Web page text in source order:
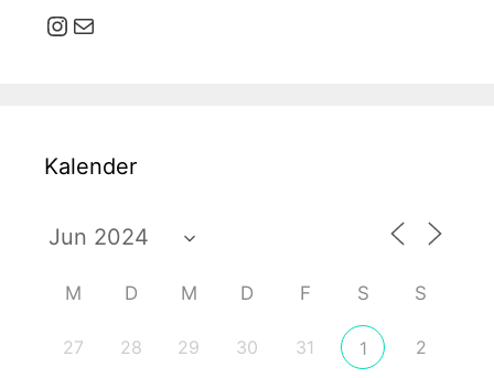
Instagram
E-Mail
Kalender
M D M D F S S
27 28 29 30 31 1 2